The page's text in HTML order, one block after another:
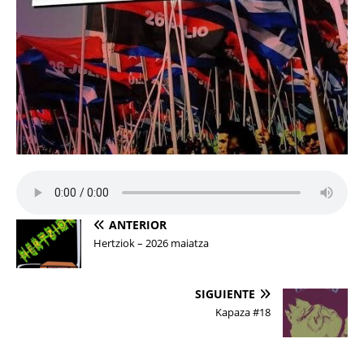
ANTERIOR
Hertziok – 2026 maiatza
SIGUIENTE
Kapaza #18